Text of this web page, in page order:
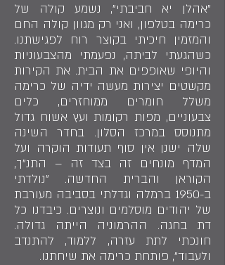
"אהלן יא חביבתי", נשמע קולה של
כרימה בטלפון, ואני רק מגוון קולה החם
והמזמין חיכיתי בקוצר רוח לפגישתנו.
כשהגעתי לביתה, נפעמתי מהצבעוניות
והיופי שאופפים את הבית. את הקירות
מקשטים יצירות מעשה ידיה של כרימה
משלל חומרים ממוחזרים, כלים
צבעוניים, מפות רקומות ועץ אשוח גדול
מתנוסס במרכז הסלון. בחדר השינה
שלה ישנן אין סוף תעודות הוקרה ועל
המדף מונחים זה בצד זה – התנ"ך,
הקוראן והברית החדשה. "נולדתי
ב-1950 ברמלה וגדלתי בסביבה מעורבת
של יהודים מוסלמים ונוצרים. כיבדנו כל
דת בחגה. ההרמוניה הייתה גדולה.
חונכתי לתת עזרה, ללמוד, להתנדב
ולעבוד", פותחת כרימה את שיחתנו.